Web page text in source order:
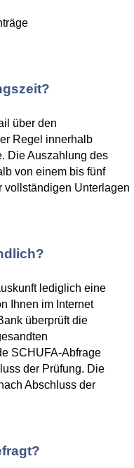
über den
Regel innerhalb
Die Auszahlung des
von einem bis fünf
vollständigen Unterlagen
lediglich eine
Ihnen im Internet
überprüft die
SCHUFA-Abfrage
der Prüfung. Die
Abschluss der